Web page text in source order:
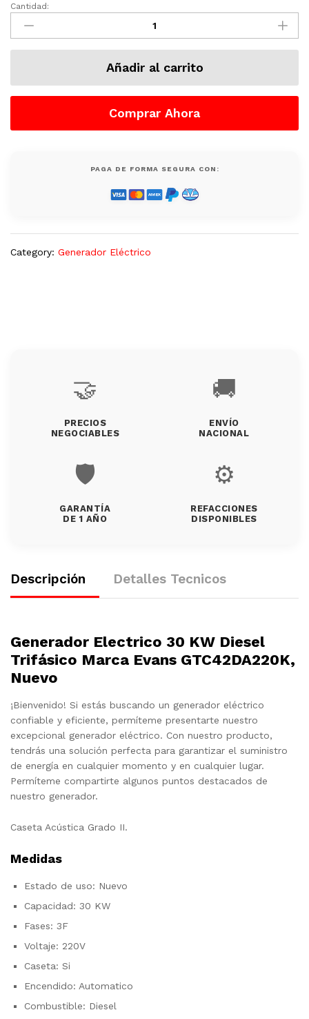
Generador
Electrico
30
Trifásico
Marca
GTC42DA220K,
Cantidad:
Añadir al carrito
Comprar Ahora
PAGA DE FORMA SEGURA CON:
Category: Generador Eléctrico
🤝
PRECIOS
NEGOCIABLES
🚚
ENVÍO
NACIONAL
🛡️
GARANTÍA
DE 1 AÑO
⚙️
REFACCIONES
DISPONIBLES
Descripción Detalles Tecnicos
Generador Electrico 30 KW Diesel
Trifásico Marca Evans GTC42DA220K,
Nuevo
¡Bienvenido! Si estás buscando un generador eléctrico
confiable y eficiente, permíteme presentarte nuestro
excepcional generador eléctrico. Con nuestro producto,
tendrás una solución perfecta para garantizar el suministro
de energía en cualquier momento y en cualquier lugar.
Permíteme compartirte algunos puntos destacados de
nuestro generador.
Caseta Acústica Grado II.
Medidas
Estado de uso: Nuevo
Capacidad: 30 KW
Fases: 3F
Voltaje: 220V
Caseta: Si
Encendido: Automatico
Combustible: Diesel